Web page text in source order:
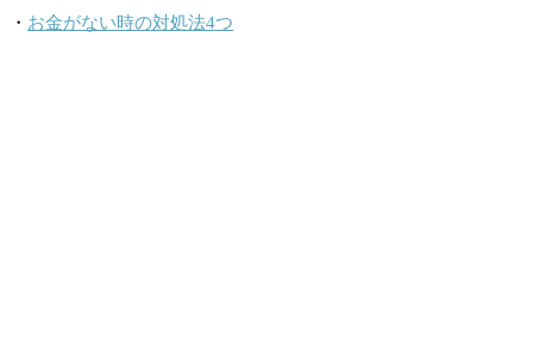
・ お金がない時の対処法4つ